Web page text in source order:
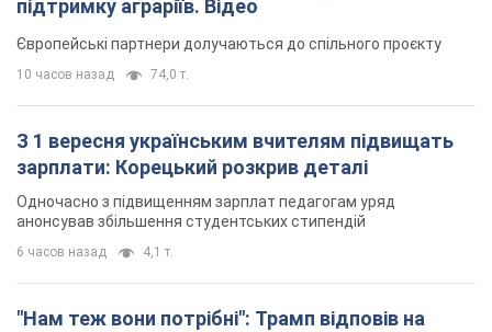
підтримку аграріїв. Відео
Європейські партнери долучаються до спільного проєкту
10 часов назад 74,0 т.
З 1 вересня українським вчителям підвищать
зарплати: Корецький розкрив деталі
Одночасно з підвищенням зарплат педагогам уряд
анонсував збільшення студентських стипендій
6 часов назад 4,1 т.
"Нам теж вони потрібні": Трамп відповів на